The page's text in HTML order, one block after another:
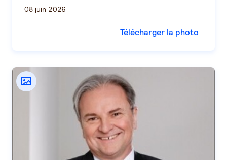
08 juin 2026
Télécharger la photo